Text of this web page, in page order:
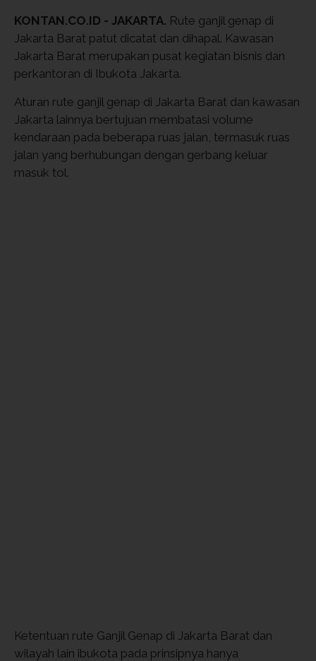
KONTAN.CO.ID - JAKARTA. Rute ganjil genap di
Jakarta Barat patut dicatat dan dihapal. Kawasan
Jakarta Barat merupakan pusat kegiatan bisnis dan
perkantoran di Ibukota Jakarta.
Aturan rute ganjil genap di Jakarta Barat dan kawasan
Jakarta lainnya bertujuan membatasi volume
kendaraan pada beberapa ruas jalan, termasuk ruas
jalan yang berhubungan dengan gerbang keluar
masuk tol.
Ketentuan rute Ganjil Genap di Jakarta Barat dan
wilayah lain ibukota pada prinsipnya hanya